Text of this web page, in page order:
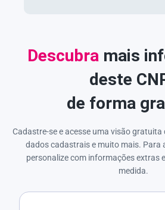
Descubra mais
deste
de forma
Cadastre-se e acesse uma visão
dados cadastrais e muito mais. Para
personalize com informações extras
medida.